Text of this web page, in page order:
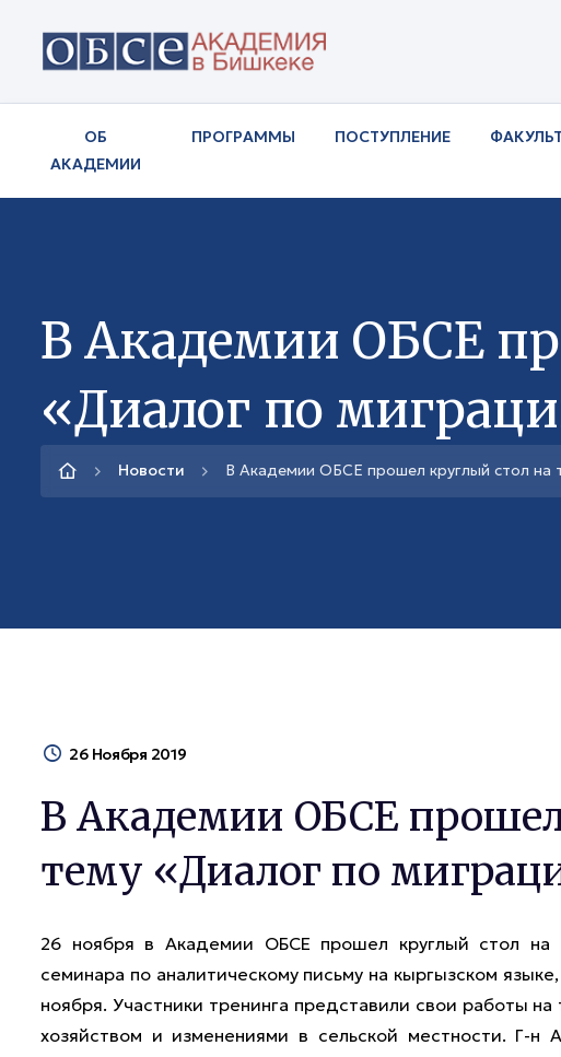
ОБ
АКАДЕМИИ
ПРОГРАММЫ ПОСТУПЛЕНИЕ
В Академии ОБСЕ
«Диалог по
Новости В Академии ОБСЕ прошел круглый стол на
26 Ноября 2019
В Академии ОБСЕ
тему «Диалог по
26 ноября в Академии ОБСЕ прошел круглый стол на
семинара по аналитическому письму на кыргызском
ноября. Участники тренинга представили свои работы
хозяйством и изменениями в сельской местности. Г-н